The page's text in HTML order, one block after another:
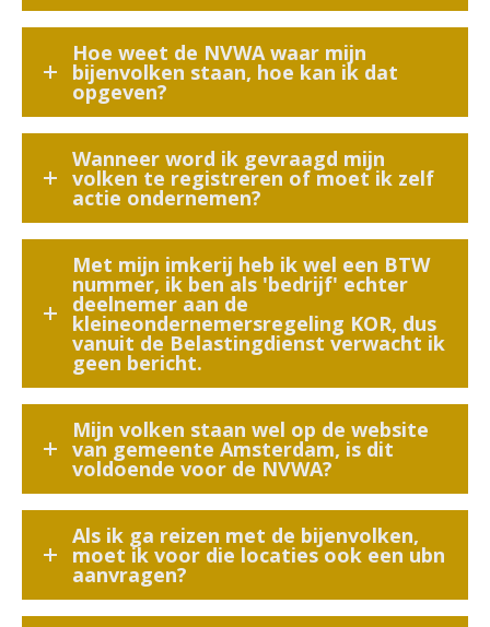
Hoe weet de NVWA waar mijn
bijenvolken staan, hoe kan ik dat
opgeven?
Wanneer word ik gevraagd mijn
volken te registreren of moet ik zelf
actie ondernemen?
Met mijn imkerij heb ik wel een BTW
nummer, ik ben als 'bedrijf' echter
deelnemer aan de
kleineondernemersregeling KOR, dus
vanuit de Belastingdienst verwacht ik
geen bericht.
Mijn volken staan wel op de website
van gemeente Amsterdam, is dit
voldoende voor de NVWA?
Als ik ga reizen met de bijenvolken,
moet ik voor die locaties ook een ubn
aanvragen?